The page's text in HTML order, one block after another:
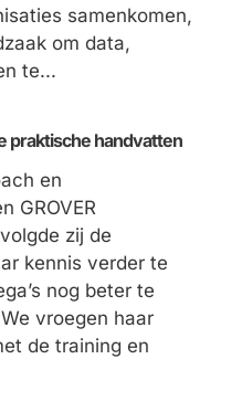
samenkomen,
om data,
te...
praktische handvatten
en
GROVER
zij de
kennis verder te
nog beter te
vroegen haar
de training en